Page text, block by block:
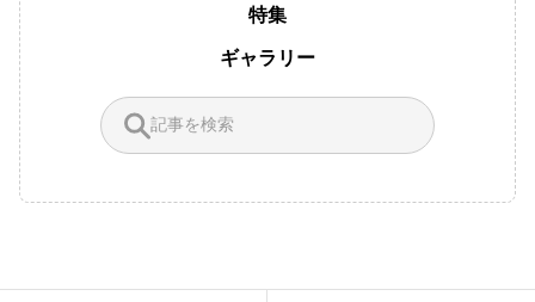
特集
ギャラリー